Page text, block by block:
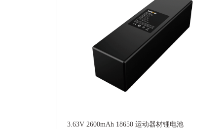
3.63V 2600mAh 18650 运动器材锂电池